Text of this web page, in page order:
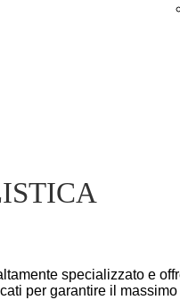
specializzato e
per garantire il